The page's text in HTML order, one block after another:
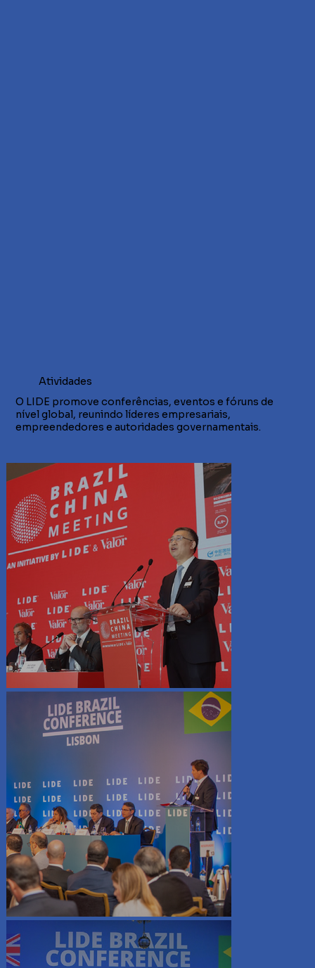
Atividades
O LIDE promove conferências, eventos e fóruns de
nível global, reunindo líderes empresariais,
empreendedores e autoridades governamentais.